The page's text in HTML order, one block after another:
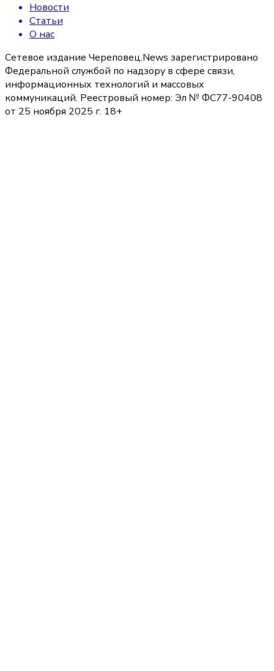
Новости
Статьи
О нас
Сетевое издание Череповец.News зарегистрировано
Федеральной службой по надзору в сфере связи,
информационных технологий и массовых
коммуникаций. Реестровый номер: Эл № ФС77-90408
от 25 ноября 2025 г. 18+